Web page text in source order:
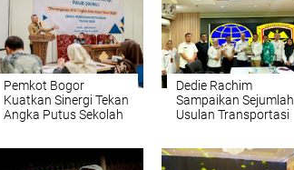
Pemkot Bogor
Kuatkan Sinergi Tekan
Angka Putus Sekolah
Dedie Rachim
Sampaikan Sejumlah
Usulan Transportasi